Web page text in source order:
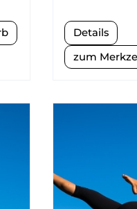
Details
zum